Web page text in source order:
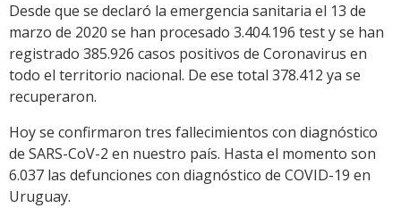
Desde que se declaró la emergencia sanitaria el 13 de
marzo de 2020 se han procesado 3.404.196 test y se han
registrado 385.926 casos positivos de Coronavirus en
todo el territorio nacional. De ese total 378.412 ya se
recuperaron.
Hoy se confirmaron tres fallecimientos con diagnóstico
de SARS-CoV-2 en nuestro país. Hasta el momento son
6.037 las defunciones con diagnóstico de COVID-19 en
Uruguay.